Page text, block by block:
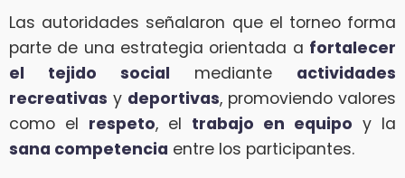
Las autoridades señalaron que el torneo forma
parte de una estrategia orientada a fortalecer
el tejido social mediante actividades
recreativas y deportivas, promoviendo valores
como el respeto, el trabajo en equipo y la
sana competencia entre los participantes.